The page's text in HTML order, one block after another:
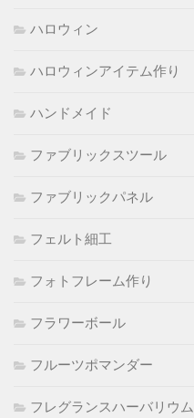
ハロウィン
ハロウィンアイテム作り
ハンドメイド
ファブリックスツール
ファブリックパネル
フェルト細工
フォトフレーム作り
フラワーボール
フルーツポマンダー
フレグランスハーバリウム